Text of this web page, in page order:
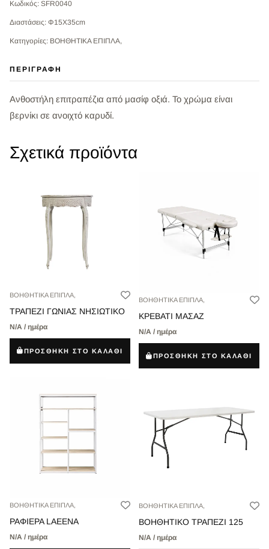
Κωδικός: SFR0040
Διαστάσεις: Φ15X35cm
Κατηγορίες: ΒΟΗΘΗΤΙΚΑ ΕΠΙΠΛΑ,
ΠΕΡΙΓΡΑΦΉ
Ανθοστήλη επιτραπέζια από μασίφ οξιά. Το χρώμα είναι
βερνίκι σε ανοιχτό καρυδί.
Σχετικά προϊόντα
ΒΟΗΘΗΤΙΚΑ ΕΠΙΠΛΑ,
ΤΡΑΠΕΖΙ ΓΩΝΙΑΣ ΝΗΣΙΩΤΙΚΟ
Ν/Α / ημέρα
ΠΡΟΣΘΗΚΗ ΣΤΟ ΚΑΛΑΘΙ
ΒΟΗΘΗΤΙΚΑ ΕΠΙΠΛΑ,
ΚΡΕΒΑΤΙ ΜΑΣΑΖ
Ν/Α / ημέρα
ΠΡΟΣΘΗΚΗ ΣΤΟ ΚΑΛΑΘΙ
ΒΟΗΘΗΤΙΚΑ ΕΠΙΠΛΑ,
ΡΑΦΙΕΡΑ LAEENA
Ν/Α / ημέρα
ΒΟΗΘΗΤΙΚΑ ΕΠΙΠΛΑ,
ΒΟΗΘΗΤΙΚΟ ΤΡΑΠΕΖΙ 125
Ν/Α / ημέρα